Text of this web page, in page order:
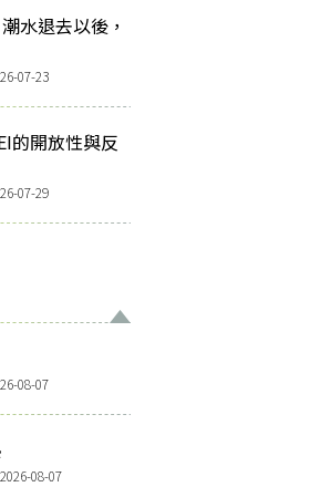
水退去以後，
07-23
的開放性與反
07-29
08-07
08-07